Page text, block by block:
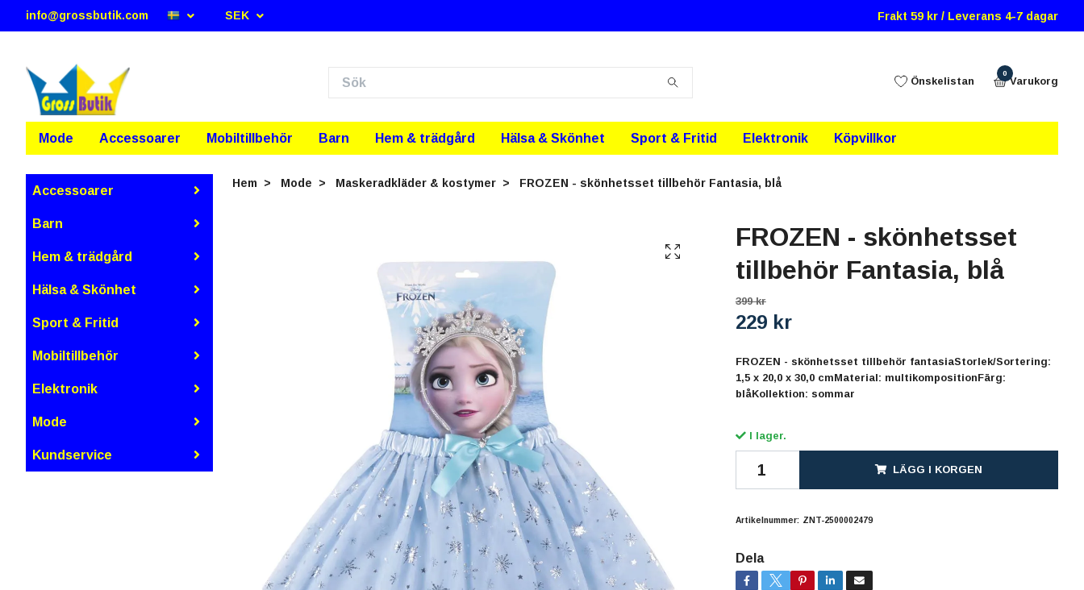
info@grossbutik.com SEK Frakt 59 kr / Leverans 4-7 dagar
Önskelistan
0
Varukorg
Mode Accessoarer Mobiltillbehör Barn Hem & trädgård Hälsa & Skönhet Sport & Fritid Elektronik Köpvillkor
Accessoarer
Barn
Hem & trädgård
Hälsa & Skönhet
Sport & Fritid
Mobiltillbehör
Elektronik
Mode
Kundservice
Hem Mode Maskeradkläder & kostymer FROZEN - skönhetsset tillbehör Fantasia, blå
FROZEN - skönhetsset
tillbehör Fantasia, blå
399 kr
229 kr
FROZEN - skönhetsset tillbehör fantasiaStorlek/Sortering:
1,5 x 20,0 x 30,0 cmMaterial: multikompositionFärg:
blåKollektion: sommar
I lager.
LÄGG I KORGEN
Artikelnummer: ZNT-2500002479
Dela